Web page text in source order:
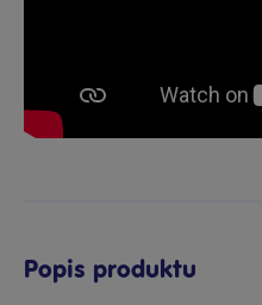
Popis produktu